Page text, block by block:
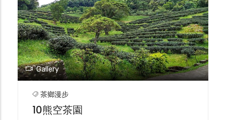
Gallery
茶鄉漫步
10熊空茶園